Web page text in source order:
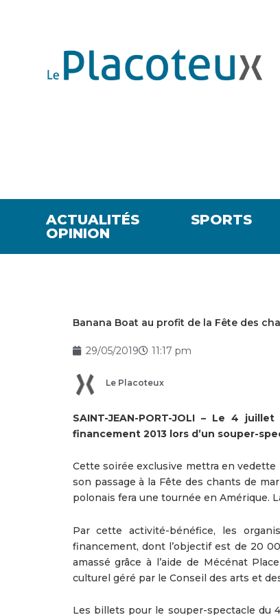
ACTUALITÉS SPORTS
OPINION
Banana Boat au profit de la Fête des
29/05/2019 11:17 pm
Le Placoteux
SAINT-JEAN-PORT-JOLI – Le 4
financement 2013 lors d’un souper-
Cette soirée exclusive mettra en
son passage à la Fête des chants de
polonais fera une tournée en Amérique.
Par cette activité-bénéfice, les
financement, dont l’objectif est de 20
amassé grâce à l’aide de Mécénat
culturel géré par le Conseil des arts et
Les billets pour le souper-spectacle du